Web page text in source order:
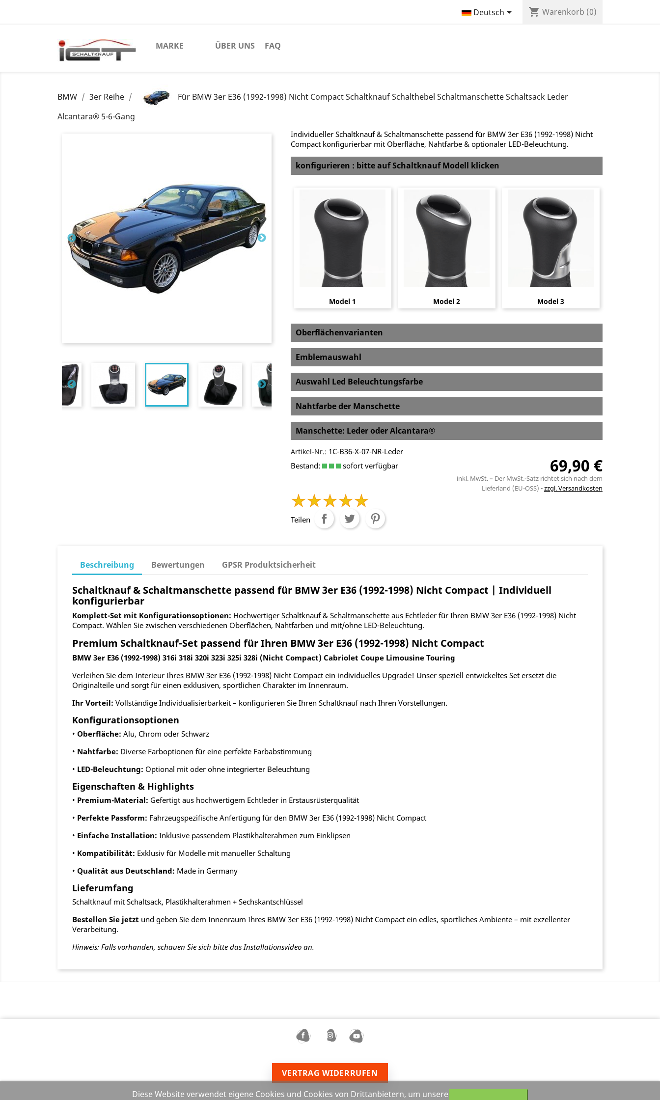
Deutsch shopping_cart Warenkorb (0)
MARKE ÜBER UNS FAQ
BMW 3er Reihe
Für BMW 3er E36 (1992-1998) Nicht Compact Schaltknauf Schalthebel Schaltmanschette Schaltsack Leder
Alcantara® 5-6-Gang
Individueller Schaltknauf & Schaltmanschette passend für BMW 3er E36 (1992-1998) Nicht
Compact konfigurierbar mit Oberfläche, Nahtfarbe & optionaler LED-Beleuchtung.
konfigurieren : bitte auf Schaltknauf Modell klicken
Model 1 Model 2 Model 3
Oberflächenvarianten
Emblemauswahl
Auswahl Led Beleuchtungsfarbe
Nahtfarbe der Manschette
Manschette: Leder oder Alcantara®
Artikel-Nr.: 1C-B36-X-07-NR-Leder
Bestand:
sofort verfügbar 69,90 €
inkl. MwSt. – Der MwSt.-Satz richtet sich nach dem
Lieferland (EU-OSS)
zzgl. Versandkosten
Teilen
Beschreibung Bewertungen GPSR Produktsicherheit
Schaltknauf & Schaltmanschette passend für BMW 3er E36 (1992-1998) Nicht Compact | Individuell
konfigurierbar
Komplett-Set mit Konfigurationsoptionen: Hochwertiger Schaltknauf & Schaltmanschette aus Echtleder für Ihren BMW 3er E36 (1992-1998) Nicht
Compact. Wählen Sie zwischen verschiedenen Oberflächen, Nahtfarben und mit/ohne LED-Beleuchtung.
Premium Schaltknauf-Set passend für Ihren BMW 3er E36 (1992-1998) Nicht Compact
BMW 3er E36 (1992-1998) 316i 318i 320i 323i 325i 328i (Nicht Compact) Cabriolet Coupe Limousine Touring
Verleihen Sie dem Interieur Ihres BMW 3er E36 (1992-1998) Nicht Compact ein individuelles Upgrade! Unser speziell entwickeltes Set ersetzt die
Originalteile und sorgt für einen exklusiven, sportlichen Charakter im Innenraum.
Ihr Vorteil: Vollständige Individualisierbarkeit – konfigurieren Sie Ihren Schaltknauf nach Ihren Vorstellungen.
Konfigurationsoptionen
• Oberfläche: Alu, Chrom oder Schwarz
• Nahtfarbe: Diverse Farboptionen für eine perfekte Farbabstimmung
• LED-Beleuchtung: Optional mit oder ohne integrierter Beleuchtung
Eigenschaften & Highlights
• Premium-Material: Gefertigt aus hochwertigem Echtleder in Erstausrüsterqualität
• Perfekte Passform: Fahrzeugspezifische Anfertigung für den BMW 3er E36 (1992-1998) Nicht Compact
• Einfache Installation: Inklusive passendem Plastikhalterahmen zum Einklipsen
• Kompatibilität: Exklusiv für Modelle mit manueller Schaltung
• Qualität aus Deutschland: Made in Germany
Lieferumfang
Schaltknauf mit Schaltsack, Plastikhalterahmen + Sechskantschlüssel
Bestellen Sie jetzt und geben Sie dem Innenraum Ihres BMW 3er E36 (1992-1998) Nicht Compact ein edles, sportliches Ambiente – mit exzellenter
Verarbeitung.
Hinweis: Falls vorhanden, schauen Sie sich bitte das Installationsvideo an.
Diese Website verwendet eigene Cookies und Cookies von Drittanbietern, um unsere
VERTRAG WIDERRUFEN